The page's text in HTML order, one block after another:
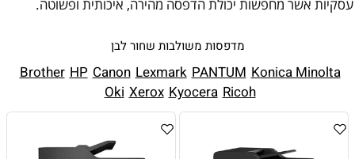
עסקיות אשר מחפשות יכולת הדפסה מהירה, איכותית ופשוטה.
מדפסות משולבות שחור לבן
Konica Minolta
PANTUM
Lexmark
Canon
HP
Brother
Ricoh
Kyocera
Xerox
Oki